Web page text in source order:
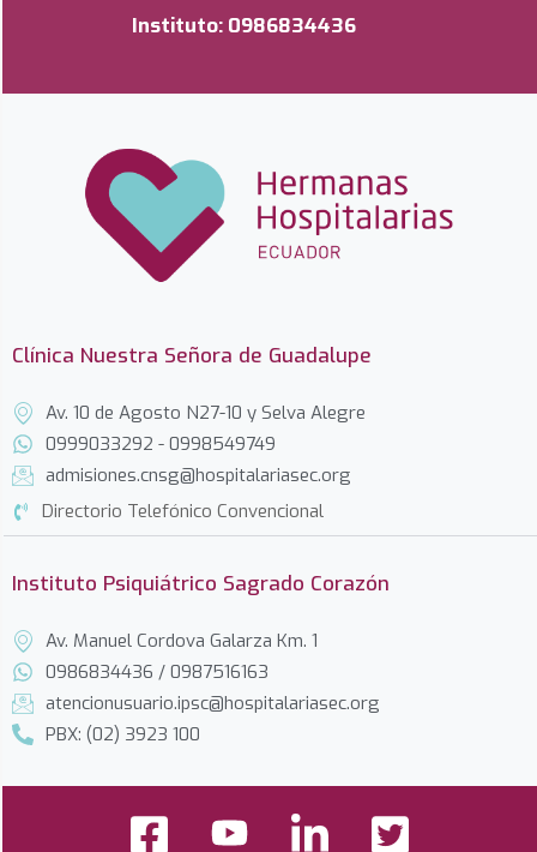
Instituto: 0986834436
Clínica Nuestra Señora de Guadalupe
Av. 10 de Agosto N27-10 y Selva Alegre
0999033292 - 0998549749
admisiones.cnsg@hospitalariasec.org
Directorio Telefónico Convencional
Instituto Psiquiátrico Sagrado Corazón
Av. Manuel Cordova Galarza Km. 1
0986834436 / 0987516163
atencionusuario.ipsc@hospitalariasec.org
PBX: (02) 3923 100